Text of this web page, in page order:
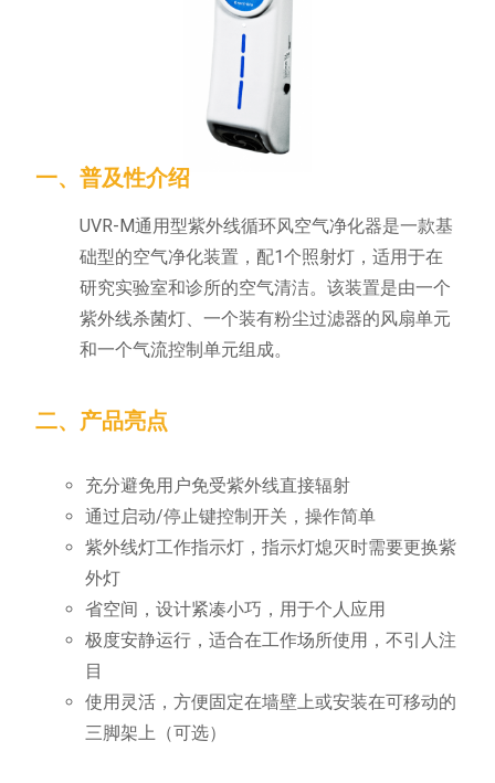
一、普及性介绍
UVR-M通用型紫外线循环风空气净化器是一款基
础型的空气净化装置，配1个照射灯，适用于在
研究实验室和诊所的空气清洁。该装置是由一个
紫外线杀菌灯、一个装有粉尘过滤器的风扇单元
和一个气流控制单元组成。
二、产品亮点
充分避免用户免受紫外线直接辐射
通过启动/停止键控制开关，操作简单
紫外线灯工作指示灯，指示灯熄灭时需要更换紫
外灯
省空间，设计紧凑小巧，用于个人应用
极度安静运行，适合在工作场所使用，不引人注
目
使用灵活，方便固定在墙壁上或安装在可移动的
三脚架上（可选）